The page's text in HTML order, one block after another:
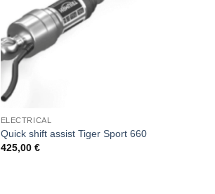
ELECTRICAL
Quick shift assist Tiger Sport 660
425,00 €